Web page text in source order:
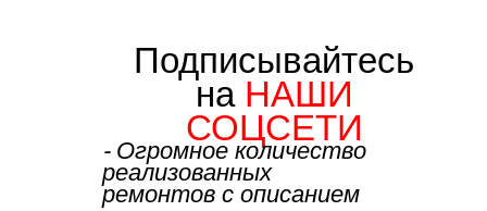
Подписывайтесь
на НАШИ
СОЦСЕТИ
⁃ Огромное количество
реализованных
ремонтов с описанием